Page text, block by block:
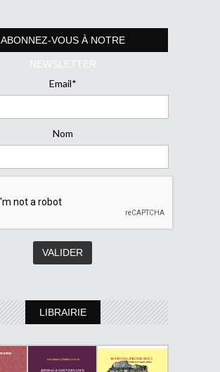
ABONNEZ-VOUS À NOTRE
NEWSLETTER
Email*
Nom
LIBRAIRIE